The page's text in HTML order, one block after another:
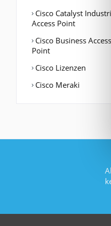
Cisco Catalyst
Access Point
Cisco Business Access
Point
Cisco Lizenzen
Cisco Meraki